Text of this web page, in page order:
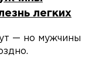
легких
— но мужчины